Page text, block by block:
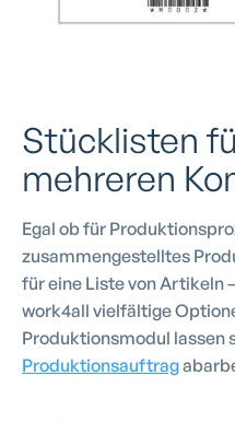
Stücklisten
mehreren
Egal ob für
zusammengestelltes
für eine Liste von Artikeln –
work4all vielfältige
Produktionsmodul lassen
Produktionsauftrag